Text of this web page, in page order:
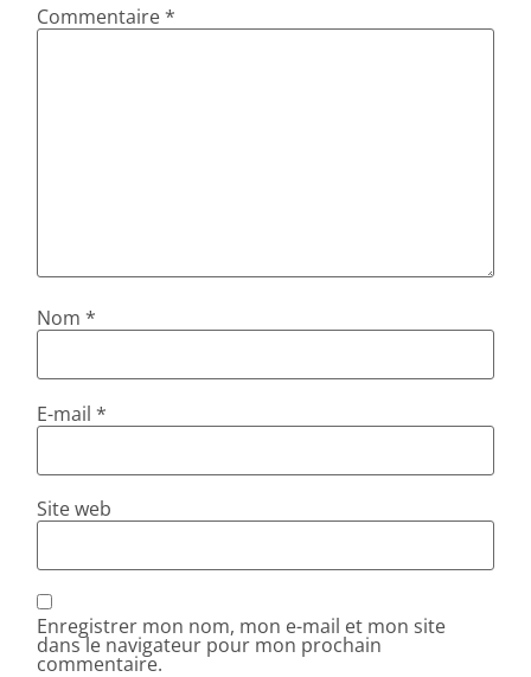
Commentaire*
Nom*
E-mail*
Site web
Enregistrer mon nom, mon e-mail et mon site
dans le navigateur pour mon prochain
commentaire.